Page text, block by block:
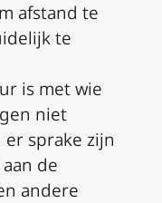
afstand te
te
is met wie
niet
sprake zijn
de
andere